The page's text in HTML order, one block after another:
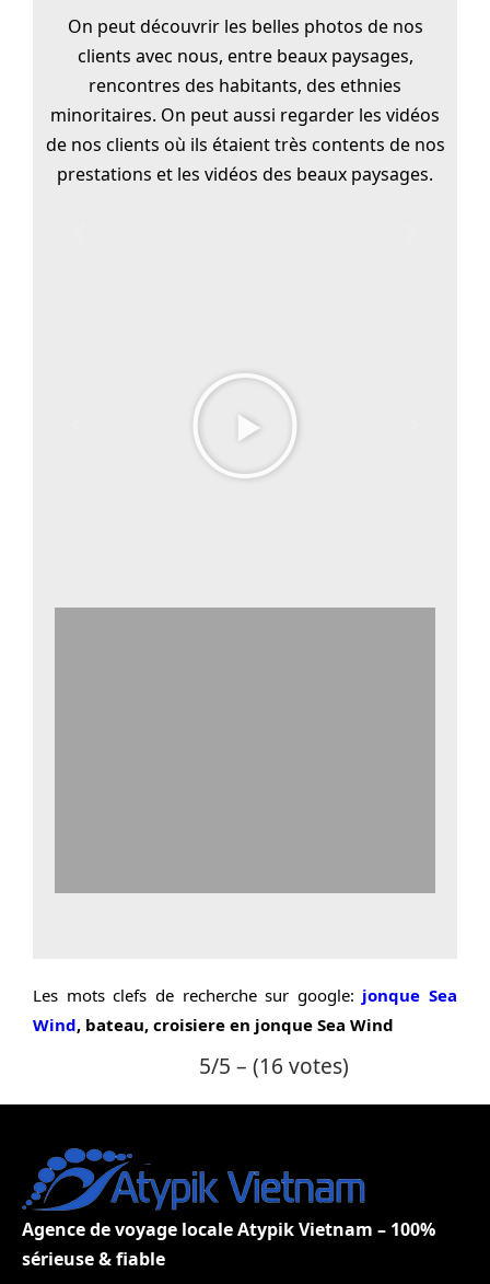
On peut découvrir les belles photos de nos
clients avec nous, entre beaux paysages,
rencontres des habitants, des ethnies
minoritaires. On peut aussi regarder les vidéos
de nos clients où ils étaient très contents de nos
prestations et les vidéos des beaux paysages.
Les mots clefs de recherche sur google: jonque Sea
Wind, bateau, croisiere en jonque Sea Wind
5/5 – (16 votes)
Agence de voyage locale Atypik Vietnam – 100%
sérieuse & fiable